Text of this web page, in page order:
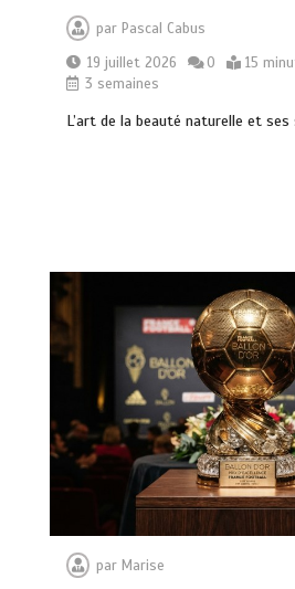
par Pascal Cabus
19 juillet 2026
0
15
3 semaines
L’art de la beauté naturelle et
par Marise